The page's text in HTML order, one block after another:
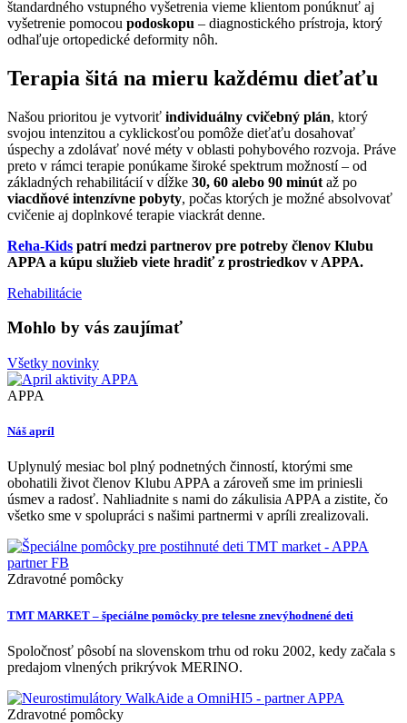
štandardného vstupného vyšetrenia vieme klientom ponúknuť aj
vyšetrenie pomocou podoskopu – diagnostického prístroja, ktorý
odhaľuje ortopedické deformity nôh.
Terapia šitá na mieru každému dieťaťu
Našou prioritou je vytvoriť individuálny cvičebný plán, ktorý
svojou intenzitou a cyklickosťou pomôže dieťaťu dosahovať
úspechy a zdolávať nové méty v oblasti pohybového rozvoja. Práve
preto v rámci terapie ponúkame široké spektrum možností – od
základných rehabilitácií v dĺžke 30, 60 alebo 90 minút až po
viacdňové intenzívne pobyty, počas ktorých je možné absolvovať
cvičenie aj doplnkové terapie viackrát denne.
Reha-Kids patrí medzi partnerov pre potreby členov Klubu
APPA a kúpu služieb viete hradiť z prostriedkov v APPA.
Rehabilitácie
Mohlo by vás zaujímať
Všetky novinky
APPA
Náš apríl
Uplynulý mesiac bol plný podnetných činností, ktorými sme
obohatili život členov Klubu APPA a zároveň sme im priniesli
úsmev a radosť. Nahliadnite s nami do zákulisia APPA a zistite, čo
všetko sme v spolupráci s našimi partnermi v apríli zrealizovali.
Zdravotné pomôcky
TMT MARKET – špeciálne pomôcky pre telesne znevýhodnené deti
Spoločnosť pôsobí na slovenskom trhu od roku 2002, kedy začala s
predajom vlnených prikrývok MERINO.
Zdravotné pomôcky